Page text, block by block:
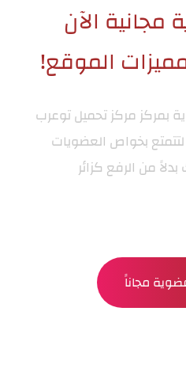
الآن
الموقع!
بمركزمركز تحميل توعرب
بخواص العضويات
من الرفع كزائر
مجاناً